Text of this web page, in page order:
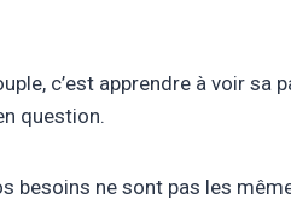
c’est apprendre à voir
question.
besoins ne sont pas les